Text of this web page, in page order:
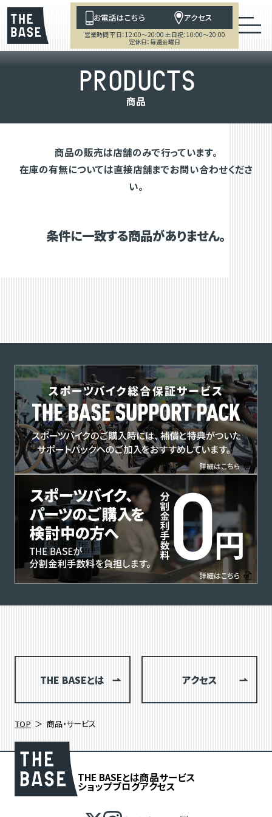
お電話はこちら アクセス
営業時間 平日：12:00～20:00 土日祝：10:00～20:00
定休日：毎週金曜日
PRODUCTS
商品
商品の販売は店舗のみで行っています。
在庫の有無については直接店舗までお問い合わせくださ
い。
条件に一致する商品がありません。
THE BASEとは アクセス
TOP 商品・サービス
THE BASEとは商品サービス
ショップブログアクセス